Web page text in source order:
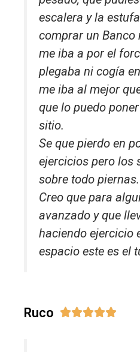
escalera y la
comprar un
me iba a por el
plegaba ni cogía
me iba al mejor
que lo puedo
sitio.
Se que pierdo en
ejercicios pero los
sobre todo piernas.
Creo que para
avanzado y que
haciendo ejercicio
espacio este es el
Ruco 